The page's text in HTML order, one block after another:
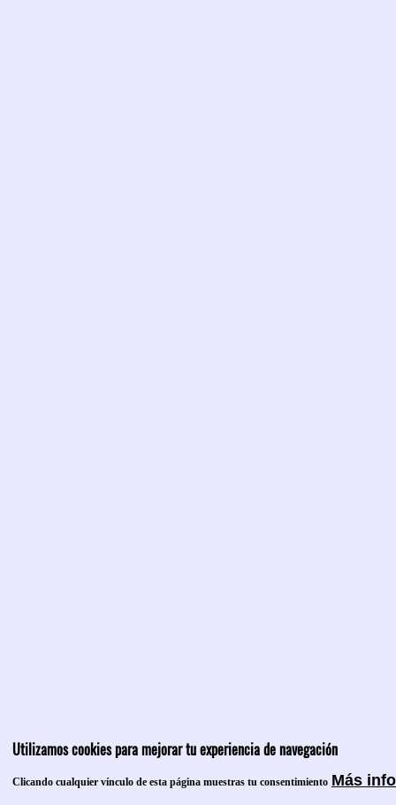
Utilizamos cookies para mejorar tu experiencia de navegación
Clicando cualquier vínculo de esta página muestras tu consentimiento Más